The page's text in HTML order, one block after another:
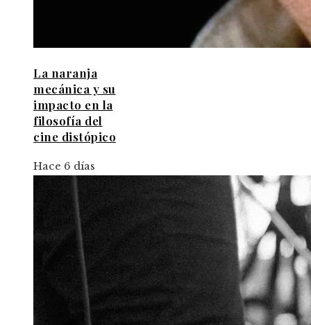
La naranja
mecánica y su
impacto en la
filosofía del
cine distópico
Hace 6 días